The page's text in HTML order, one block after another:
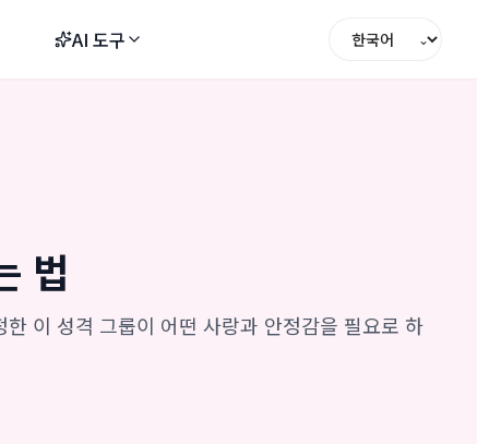
AI 도구 ⌄
법
이 성격 그룹이 어떤 사랑과 안정감을 필요로 하